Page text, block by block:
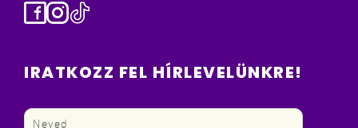
Facebook
Instagram
TikTok
IRATKOZZ FEL HÍRLEVELÜNKRE!